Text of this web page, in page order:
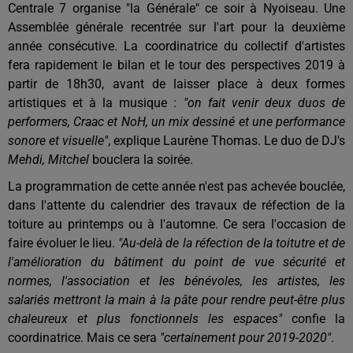
Centrale 7 organise "la Générale" ce soir à Nyoiseau. Une
Assemblée générale recentrée sur l'art pour la deuxième
année consécutive. La coordinatrice du collectif d'artistes
fera rapidement le bilan et le tour des perspectives 2019 à
partir de 18h30, avant de laisser place à deux formes
artistiques et à la musique : "on fait venir deux duos de
performers, Craac et NoH, un mix dessiné et une performance
sonore et visuelle", explique Laurène Thomas. Le duo de DJ's
Mehdi, Mitchel bouclera la soirée.
La programmation de cette année n'est pas achevée bouclée,
dans l'attente du calendrier des travaux de réfection de la
toiture au printemps ou à l'automne. Ce sera l'occasion de
faire évoluer le lieu. "Au-delà de la réfection de la toitutre et de
l'amélioration du bâtiment du point de vue sécurité et
normes, l'association et les bénévoles, les artistes, les
salariés mettront la main à la pâte pour rendre peut-être plus
chaleureux et plus fonctionnels les espaces"confie la
coordinatrice. Mais ce sera "certainement pour 2019-2020".